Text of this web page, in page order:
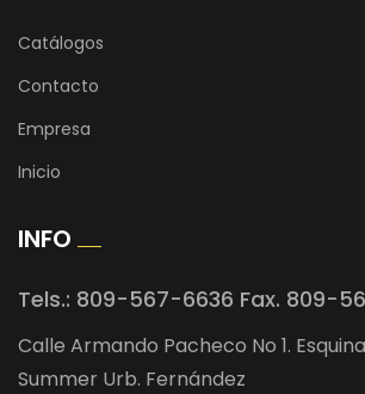
Catálogos
Contacto
Empresa
Inicio
INFO
Tels.: 809-567-6636 Fax. 809-
Calle Armando Pacheco No 1.
Summer Urb. Fernández